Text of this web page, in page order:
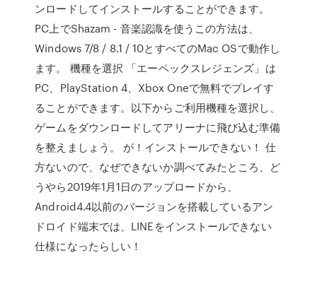
ンロードしてインストールすることができます。
PC上でShazam - 音楽認識を使うこの方法は、
Windows 7/8 / 8.1 / 10とすべてのMac OSで動作し
ます。 機種を選択 「エーペックスレジェンズ」は
PC、PlayStation 4、Xbox Oneで無料でプレイす
ることができます。以下からご利用機種を選択し、
ゲームをダウンロードしてアリーナに飛び込む準備
を整えましょう。 が！インストールできない！ 仕
方ないので、なぜできないか調べてみたところ、ど
うやら2019年1月1日のアップロードから、
Android4.4以前のバージョンを搭載しているアン
ドロイド端末では、LINEをインストールできない
仕様になったらしい！